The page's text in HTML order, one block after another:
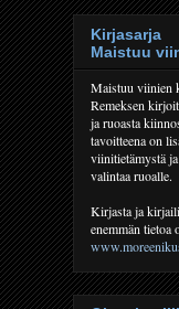
Kirjasarja
Maistuu
Maistuu viinien
Remeksen
ja ruoasta
tavoitteena on
viinitietämystä
valintaa ruoalle.
Kirjasta ja
enemmän tietoa